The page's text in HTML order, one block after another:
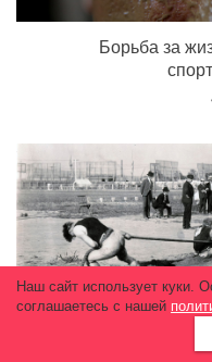
Борьба за
Наш сайт использует куки.
соглашаетесь с нашей